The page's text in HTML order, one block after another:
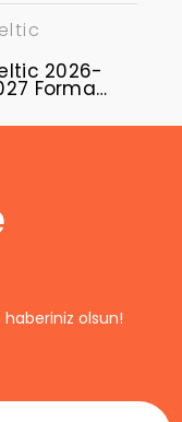
2026-
Forma
haberiniz olsun!